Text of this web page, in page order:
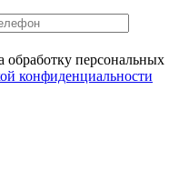
обработку персональных
конфиденциальности